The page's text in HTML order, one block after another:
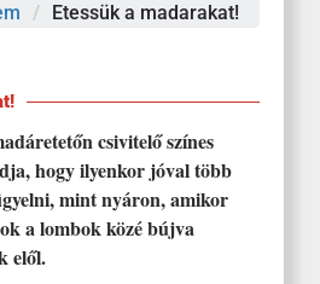
/ Etessük a madarakat!
csivitelő színes
hogy ilyenkor jóval több
mint nyáron, amikor
a lombok közé bújva
elől.